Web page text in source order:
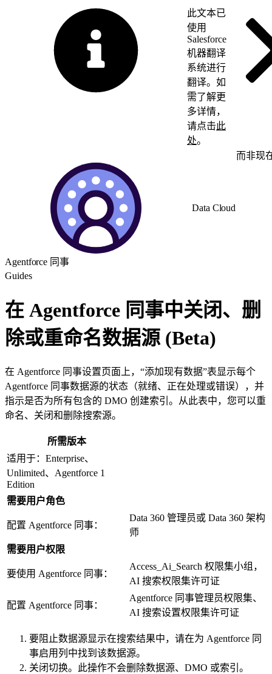
此文本已
使用
Salesforce
机器翻译
系统进行
翻译。如
需了解更
多详情，
请点击此
处。
而非现
Data Cloud
Agentforce 同事
Guides
在 Agentforce 同事中关闭、删
除或重命名数据源 (Beta)
在 Agentforce 同事设置页面上，“添加现有数据”表显示每个
Agentforce 同事数据源的状态（就绪、正在处理或错误），并
指示是否为所有包含的 DMO 创建索引。从此表中，您可以重
命名、关闭和删除搜索源。
所需版本
适用于：Enterprise、
Unlimited、Agentforce 1
Edition
需要用户角色
配置 Agentforce 同事：
Data 360 管理员或 Data 360 架构
师
需要用户权限
要使用 Agentforce 同事：
Access_Ai_Search 权限集小组，
AI 搜索权限集许可证
配置 Agentforce 同事：
Agentforce 同事管理员权限集、
AI 搜索设置权限集许可证
要阻止数据源显示在搜索结果中，请在为 Agentforce 同
事启用列中找到该数据源。
关闭切换。此操作不会删除数据源、DMO 或索引。